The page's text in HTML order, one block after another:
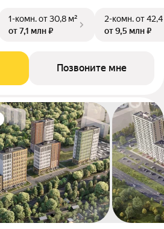
1-комн.от 30,8 м²
от 7,1 млн ₽
2-комн.от
от 9,5 млн ₽
Позвоните мне